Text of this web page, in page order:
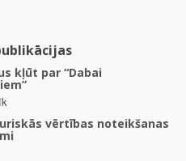
kļūt par “Dabai
vērtības noteikšanas